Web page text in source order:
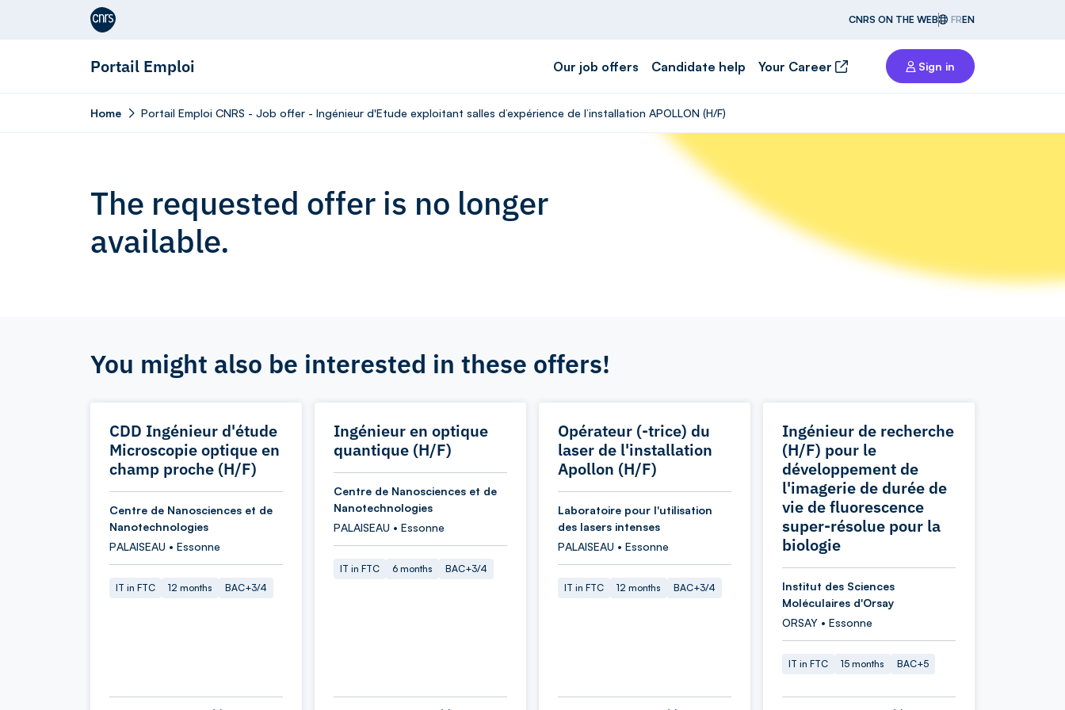
Aller au contenu
CNRS ON THE WEB FREN
Portail Emploi Our job offers Candidate help Your Career Sign in
Home Portail Emploi CNRS - Job offer - Ingénieur d'Etude exploitant salles d’expérience de l’installation APOLLON (H/F)
The requested offer is no longer
available.
You might also be interested in these offers!
CDD Ingénieur d'étude
Microscopie optique en
champ proche (H/F)
Centre de Nanosciences et de
Nanotechnologies
PALAISEAU • Essonne
IT in FTC 12 months BAC+3/4
Ingénieur en optique
quantique (H/F)
Centre de Nanosciences et de
Nanotechnologies
PALAISEAU • Essonne
IT in FTC 6 months BAC+3/4
Opérateur (-trice) du
laser de l'installation
Apollon (H/F)
Laboratoire pour l'utilisation
des lasers intenses
PALAISEAU • Essonne
IT in FTC 12 months BAC+3/4
Ingénieur de recherche
(H/F) pour le
développement de
l'imagerie de durée de
vie de fluorescence
super-résolue pour la
biologie
Institut des Sciences
Moléculaires d'Orsay
ORSAY • Essonne
IT in FTC 15 months BAC+5